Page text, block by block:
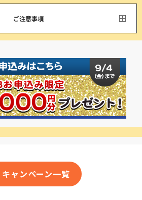
ご注意事項
キャンペーン一覧